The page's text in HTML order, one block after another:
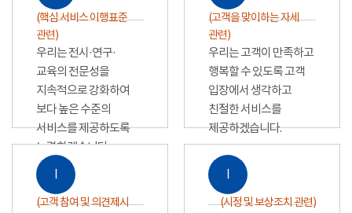
(핵심 서비스 이행표준
관련)
우리는 전시·연구·
교육의 전문성을
지속적으로 강화하여
보다 높은 수준의
서비스를 제공하도록
노력하겠습니다.
(고객을 맞이하는 자세
관련)
우리는 고객이 만족하고
행복할 수 있도록 고객
입장에서 생각하고
친절한 서비스를
제공하겠습니다.
Ⅰ
(고객 참여 및 의견제시
Ⅰ
(시정 및 보상조치 관련)